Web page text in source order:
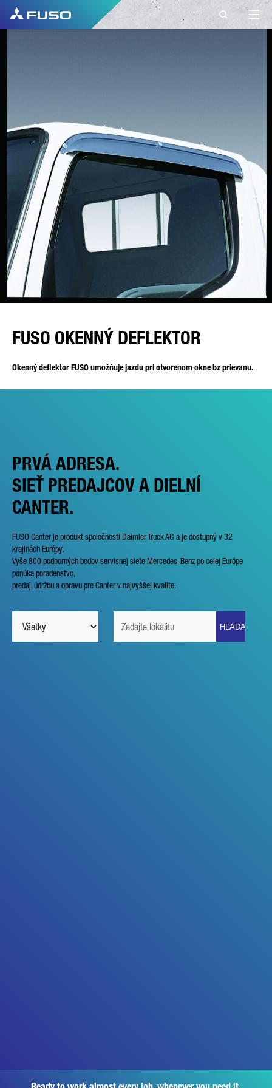
FUSO OKENNÝ DEFLEKTOR
Okenný deflektor FUSO umožňuje jazdu pri otvorenom okne bz prievanu.
PRVÁ ADRESA.
SIEŤ PREDAJCOV A DIELNÍ
CANTER.
FUSO Canter je produkt spoločnosti Daimler Truck AG a je dostupný v 32
krajinách Európy.
Vyše 800 podporných bodov servisnej siete Mercedes-Benz po celej Európe
ponúka poradenstvo,
predaj, údržbu a opravu pre Canter v najvyššej kvalite.